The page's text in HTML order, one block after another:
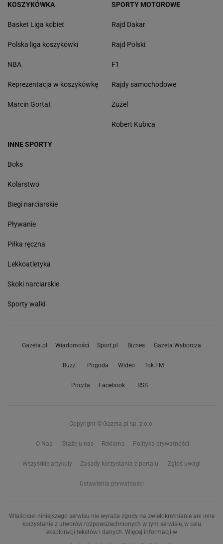
KOSZYKÓWKA
Basket Liga kobiet
Polska liga koszykówki
NBA
Reprezentacja w koszykówkę
Marcin Gortat
SPORTY MOTOROWE
Rajd Dakar
Rajd Polski
F1
Rajdy samochodowe
Żużel
Robert Kubica
INNE SPORTY
Boks
Kolarstwo
Biegi narciarskie
Pływanie
Piłka ręczna
Lekkoatletyka
Skoki narciarskie
Sporty walki
Gazeta.pl Wiadomości Sport.pl Biznes Gazeta Wyborcza
Buzz Pogoda Wideo Tok.FM
Poczta Facebook RSS
Copyright © Gazeta.pl sp. z o.o.
O Nas Staże u nas Reklama Polityka prywatności
Wszystkie artykuły Zasady korzystania z portalu Zgłoś uwagi
Ustawienia prywatności
Właściciel niniejszego serwisu nie wyraża zgody na zwielokrotnianie ani inne
korzystanie z utworów rozpowszechnionych w tym serwisie, w celu
eksploracji tekstów i danych. Więcej informacji w